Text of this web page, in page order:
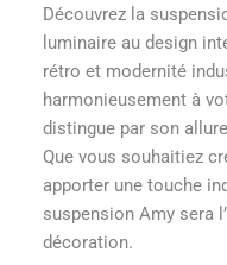
Découvrez la
luminaire au design
rétro et modernité
harmonieusement à
distingue par son
Que vous souhaitiez
apporter une touche
suspension Amy sera
décoration.